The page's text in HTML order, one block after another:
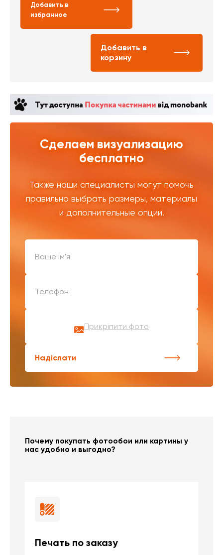
Добавить в
избранное
Добавить в
корзину
Сделаем визуализацию
бесплатно
Также наши специалисты могут помочь
правильно выбрать размеры, материалы
и дополнительные опции.
Прикріпити фото
Надіслати
Почему покупать фотообои или картины у
нас удобно и выгодно?
Печать по заказу